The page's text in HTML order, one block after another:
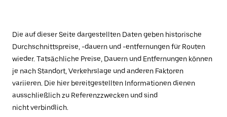
Die auf dieser Seite dargestellten Daten geben historische
Durchschnittspreise, -dauern und -entfernungen für Routen
wieder. Tatsächliche Preise, Dauern und Entfernungen können
je nach Standort, Verkehrslage und anderen Faktoren
variieren. Die hier bereitgestellten Informationen dienen
ausschließlich zu Referenzzwecken und sind
nicht verbindlich.